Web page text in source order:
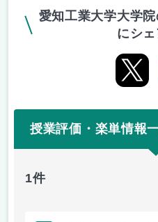
愛知工業大学大学
にシ
授業評価・楽単情報
1件